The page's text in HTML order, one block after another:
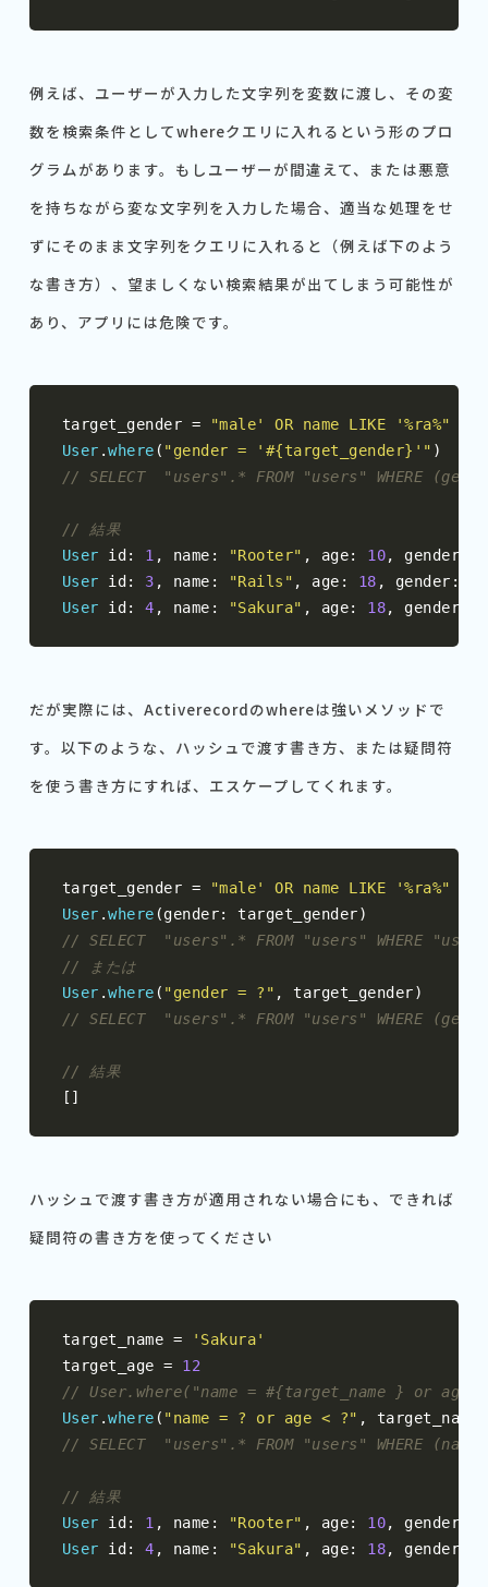
例えば、ユーザーが入力した文字列を変数に渡し、その変
数を検索条件としてwhereクエリに入れるという形のプロ
グラムがあります。もしユーザーが間違えて、または悪意
を持ちながら変な文字列を入力した場合、適当な処理をせ
ずにそのまま文字列をクエリに入れると（例えば下のよう
な書き方）、望ましくない検索結果が出てしまう可能性が
あり、アプリには危険です。
target_gender =
"male' OR name LIKE '%ra%"
User .where ( "gender = '#{target_gender}'" )
// SELECT  "users".* FROM "users" WHERE
// 結果
User id : 1 , name : "Rooter" , age: 10, gender
User id : 3 , name : "Rails" , age : 18 , gender :
User id : 4 , name : "Sakura" , age: 18, gender
だが実際には、Activerecordのwhereは強いメソッドで
す。以下のような、ハッシュで渡す書き方、または疑問符
を使う書き方にすれば、エスケープしてくれます。
target_gender =
"male' OR name LIKE '%ra%"
User .where (gender: target_gender)
// SELECT  "users".* FROM "users" WHERE
// または
User .where ( "gender = ?" , target_gender)
// SELECT  "users".* FROM "users" WHERE
// 結果
[]
ハッシュで渡す書き方が適用されない場合にも、できれば
疑問符の書き方を使ってください
target_name =
'Sakura'
target_age =
12
// User.where("name = #{target_name } or age
User .where ( "name = ? or age < ?" , target_name
// SELECT  "users".* FROM "users" WHERE
// 結果
User id : 1 , name : "Rooter" , age: 10, gender
User id : 4 , name : "Sakura" , age: 18, gender